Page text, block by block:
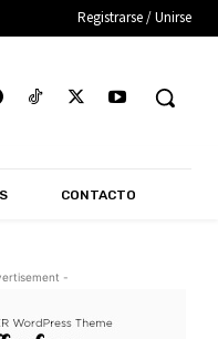
Registrarse / Unirse
CONTACTO
-